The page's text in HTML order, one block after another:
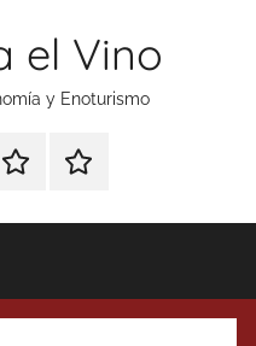
el Vino
y Enoturismo
RankingContacto